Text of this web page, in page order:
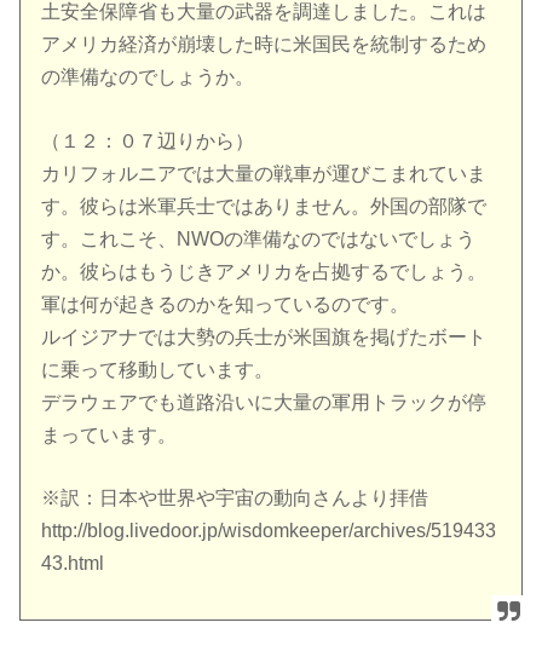
土安全保障省も大量の武器を調達しました。これは
アメリカ経済が崩壊した時に米国民を統制するため
の準備なのでしょうか。
（１２：０７辺りから）
カリフォルニアでは大量の戦車が運びこまれていま
す。彼らは米軍兵士ではありません。外国の部隊で
す。これこそ、NWOの準備なのではないでしょう
か。彼らはもうじきアメリカを占拠するでしょう。
軍は何が起きるのかを知っているのです。
ルイジアナでは大勢の兵士が米国旗を掲げたボート
に乗って移動しています。
デラウェアでも道路沿いに大量の軍用トラックが停
まっています。
※訳：日本や世界や宇宙の動向さんより拝借
http://blog.livedoor.jp/wisdomkeeper/archives/519433
43.html